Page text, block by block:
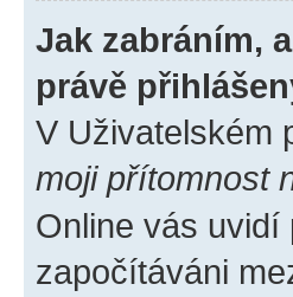
Jak zabráním,
právě
V Uživatelském
moji přítomnost
Online vás uvidí
započítáváni